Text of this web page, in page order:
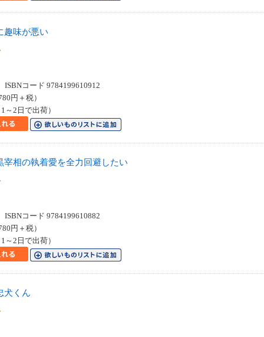
趣味が悪い
コード 9784199610912
円＋税）
～2日で出荷）
宰相の執着愛を全力回避したい
コード 9784199610882
円＋税）
～2日で出荷）
犬くん